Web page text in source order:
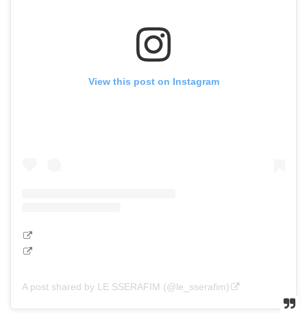
View this post on Instagram
A post shared by LE SSERAFIM (@le_sserafim)